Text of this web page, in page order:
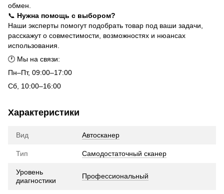
обмен.
📞 Нужна помощь с выбором?
Наши эксперты помогут подобрать товар под ваши задачи,
расскажут о совместимости, возможностях и нюансах
использования.
🕐 Мы на связи:
Пн–Пт, 09:00–17:00
Сб, 10:00–16:00
Характеристики
Вид Автосканер
Тип Самодостаточный сканер
Уровень
диагностики
Профессиональный